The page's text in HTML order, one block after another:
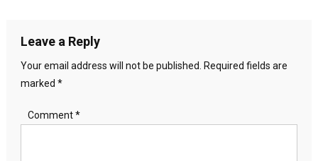
Leave a Reply
Your email address will not be published.
Required fields are
marked *
Comment*